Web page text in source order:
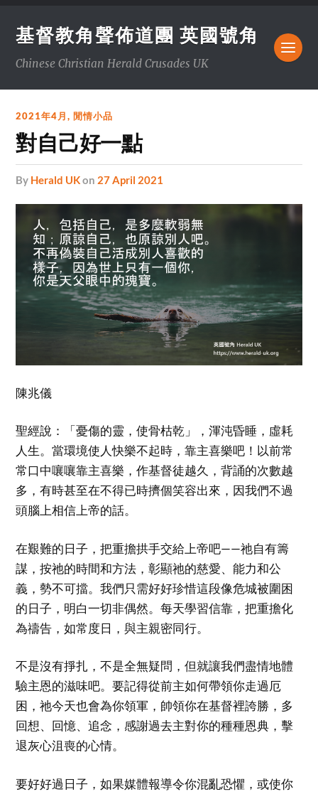
基督教角聲佈道團 英國號角
Chinese Christian Herald Crusades UK
2021年4月, 閒情小品
對自己好一點
by Herald UKon 27 April 2021
陳兆儀
聖經說：「憂傷的靈，使骨枯乾」，渾沌昏睡，虛耗
人生。當環境使人快樂不起時，靠主喜樂吧！以前常
常口中嚷嚷靠主喜樂，作基督徒越久，背誦的次數越
多，有時甚至在不得已時擠個笑容出來，因我們不過
頭腦上相信上帝的話。
在艱難的日子，把重擔拱手交給上帝吧——祂自有籌
謀，按祂的時間和方法，彰顯祂的慈愛、能力和公
義，勢不可擋。我們只需好好珍惜這段像危城被圍困
的日子，明白一切非偶然。每天學習信靠，把重擔化
為禱告，如常度日，與主親密同行。
不是沒有掙扎，不是全無疑問，但就讓我們盡情地體
驗主恩的滋味吧。要記得從前主如何帶領你走過厄
困，祂今天也會為你領軍，帥領你在基督裡誇勝，多
回想、回憶、追念，感謝過去主對你的種種恩典，擊
退灰心沮喪的心情。
要好好過日子，如果媒體報導令你混亂恐懼，或使你